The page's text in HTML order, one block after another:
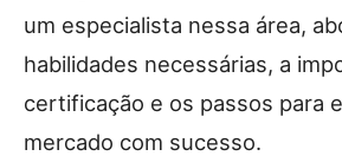
um especialista nessa área,
habilidades necessárias, a
certificação e os passos para
mercado com sucesso.